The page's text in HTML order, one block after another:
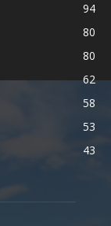
94
80
80
62
58
53
43